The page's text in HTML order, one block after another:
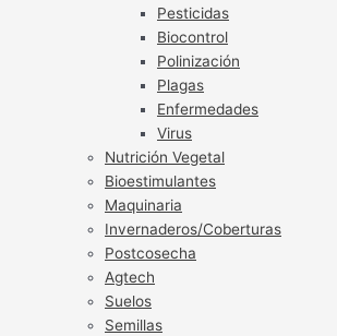
Pesticidas
Biocontrol
Polinización
Plagas
Enfermedades
Virus
Nutrición Vegetal
Bioestimulantes
Maquinaria
Invernaderos/Coberturas
Postcosecha
Agtech
Suelos
Semillas